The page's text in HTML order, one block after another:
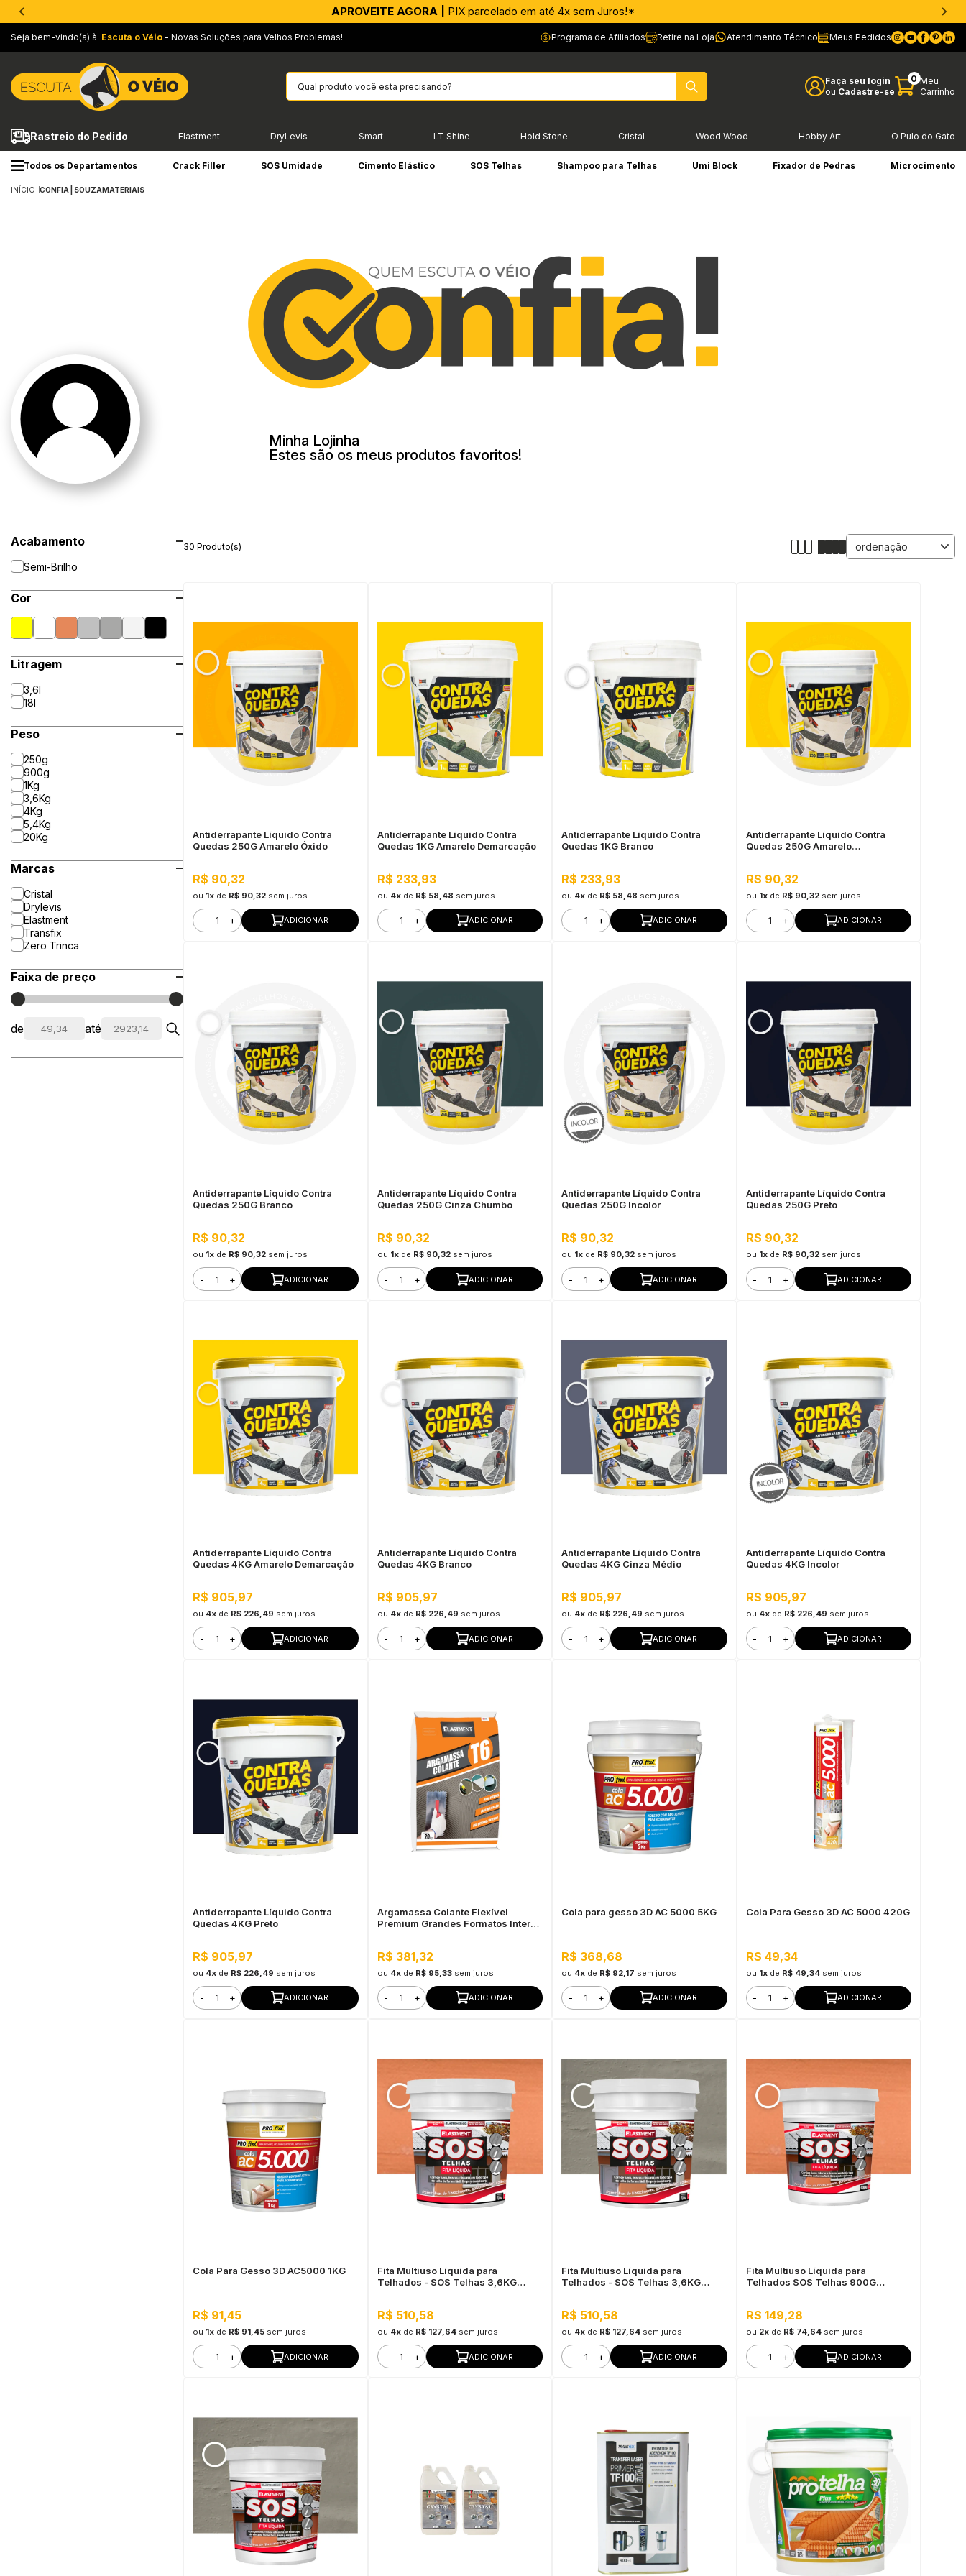
APROVEITE AGORA | PIX parcelado em até 4x sem Juros!*
Seja bem-vindo(a) à Escuta o Véio - Novas Soluções para Velhos Problemas! Programa de Afiliados Retire na Loja Atendimento Técnico Meus Pedidos
Faça seu login
ou Cadastre-se
0 Meu
Carrinho
Rastreio do Pedido Elastment DryLevis Smart LT Shine Hold Stone Cristal Wood Wood Hobby Art O Pulo do Gato
Todos os Departamentos Crack Filler SOS Umidade Cimento Elástico SOS Telhas Shampoo para Telhas Umi Block Fixador de Pedras Microcimento
INÍCIO CONFIA | SOUZAMATERIAIS
Minha Lojinha
Estes são os meus produtos favoritos!
Acabamento
Semi-Brilho
Cor
Litragem
3,6l
18l
Peso
250g
900g
1Kg
3,6Kg
4Kg
5,4Kg
20Kg
Marcas
Cristal
Drylevis
Elastment
Transfix
Zero Trinca
Faixa de preço
de até
30 Produto(s)
Antiderrapante Líquido Contra
Quedas 250G Amarelo Óxido
R$ 90,32
ou 1x de R$ 90,32 sem juros
- + ADICIONAR
Antiderrapante Líquido Contra
Quedas 1KG Amarelo Demarcação
R$ 233,93
ou 4xde R$ 58,48 sem juros
- + ADICIONAR
Antiderrapante Líquido Contra
Quedas 1KG Branco
R$ 233,93
ou 4x de R$ 58,48 sem juros
- + ADICIONAR
Antiderrapante Líquido Contra
Quedas 250G Amarelo
R$ 90,32
ou 1xde R$ 90,32 sem juros
- + ADICIONAR
Antiderrapante Líquido Contra
Quedas 250G Branco
R$ 90,32
ou 1x de R$ 90,32 sem juros
- + ADICIONAR
Antiderrapante Líquido Contra
Quedas 250G Cinza Chumbo
R$ 90,32
ou 1xde R$ 90,32 sem juros
- + ADICIONAR
Antiderrapante Líquido Contra
Quedas 250G Incolor
R$ 90,32
ou 1x de R$ 90,32 sem juros
- + ADICIONAR
Antiderrapante Líquido Contra
Quedas 250G Preto
R$ 90,32
ou 1xde R$ 90,32 sem juros
- + ADICIONAR
Antiderrapante Líquido Contra
Quedas 4KG Amarelo Demarcação
R$ 905,97
ou 4x de R$ 226,49 sem juros
- + ADICIONAR
Antiderrapante Líquido Contra
Quedas 4KG Branco
R$ 905,97
ou 4xde R$ 226,49 sem juros
- + ADICIONAR
Antiderrapante Líquido Contra
Quedas 4KG Cinza Médio
R$ 905,97
ou 4x de R$ 226,49 sem juros
- + ADICIONAR
Antiderrapante Líquido Contra
Quedas 4KG Incolor
R$ 905,97
ou 4xde R$ 226,49 sem juros
- + ADICIONAR
Antiderrapante Líquido Contra
Quedas 4KG Preto
R$ 905,97
ou 4x de R$ 226,49 sem juros
- + ADICIONAR
Argamassa Colante Flexível
Premium Grandes Formatos Interno
R$ 381,32
ou 4xde R$ 95,33 sem juros
- + ADICIONAR
Cola para gesso 3D AC 5000 5KG
R$ 368,68
ou 4x de R$ 92,17 sem juros
- + ADICIONAR
Cola Para Gesso 3D AC 5000 420G
R$ 49,34
ou 1xde R$ 49,34 sem juros
- + ADICIONAR
Cola Para Gesso 3D AC5000 1KG
R$ 91,45
ou 1x de R$ 91,45 sem juros
- + ADICIONAR
Fita Multiuso Líquida para
Telhados - SOS Telhas 3,6KG
R$ 510,58
ou 4xde R$ 127,64 sem juros
- + ADICIONAR
Fita Multiuso Líquida para
Telhados - SOS Telhas 3,6KG
R$ 510,58
ou 4x de R$ 127,64 sem juros
- + ADICIONAR
Fita Multiuso Líquida para
Telhados SOS Telhas 900G
R$ 149,28
ou 2xde R$ 74,64 sem juros
- + ADICIONAR